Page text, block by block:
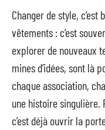
Changer de style, c’est
vêtements : c’est
explorer de nouveaux
mines d’idées, sont là
chaque association,
une histoire singulière.
c’est déjà ouvrir la